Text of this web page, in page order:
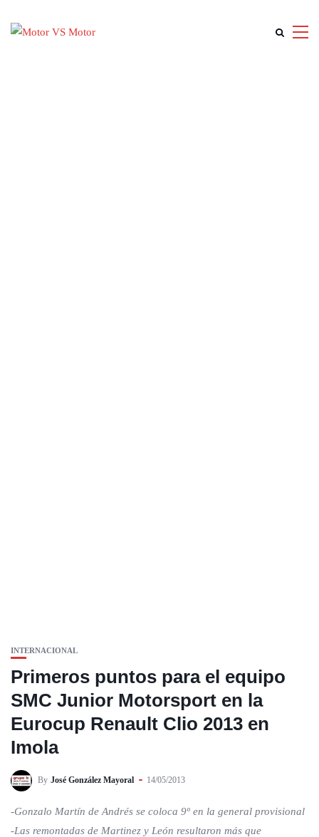
INTERNACIONAL
Primeros puntos para el equipo
SMC Junior Motorsport en la
Eurocup Renault Clio 2013 en
Imola
By José González Mayoral 14/05/2013
-Gonzalo Martín de Andrés se coloca 9º en la general provisional
-Las remontadas de Martinez y León resultaron más que